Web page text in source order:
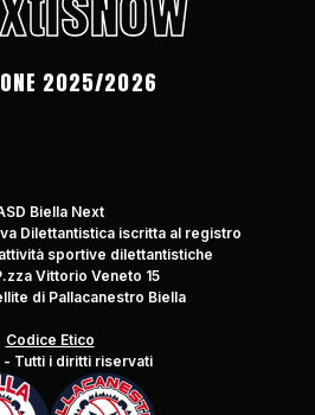
2025/2026
Biella Next
Dilettantistica iscritta al registro
sportive dilettantistiche
Vittorio Veneto 15
di Pallacanestro Biella
Codice Etico
- Tutti i diritti riservati